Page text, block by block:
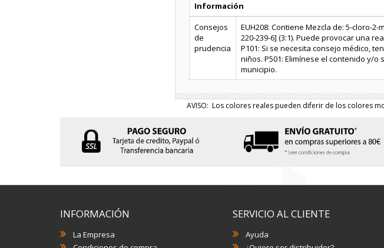
Información
Consejos
de
prudencia
EUH208: Contiene Mezcla de: 5-cloro-2-
220-239-6] (3:1). Puede provocar una
P101: Si se necesita consejo médico,
niños. P501: Elimínese el contenido y/
municipio.
AVISO: Los colores reales pueden diferir de los colores
INFORMACIÓN
La Empresa
SERVICIO AL CLIENTE
Ayuda